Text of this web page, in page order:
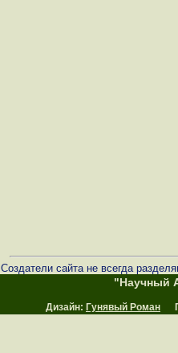
Создатели сайта не всегда
"Научный
Дизайн: Гунявый Роман